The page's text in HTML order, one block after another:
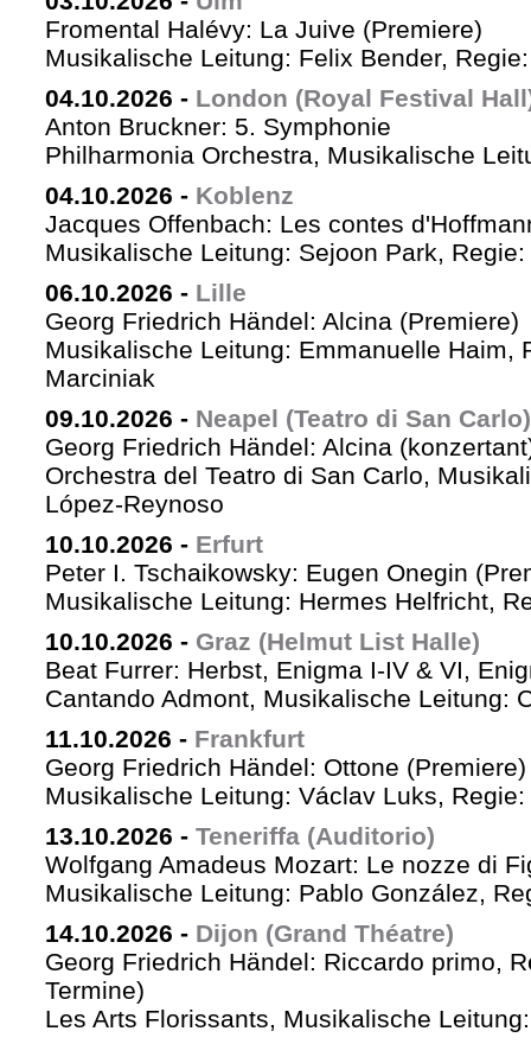
Fromental Halévy: La Juive (Premiere)
Musikalische Leitung: Felix Bender,
04.10.2026 - London (Royal Festival
Anton Bruckner: 5. Symphonie
Philharmonia Orchestra, Musikalische
04.10.2026 - Koblenz
Jacques Offenbach: Les contes
Musikalische Leitung: Sejoon Park,
06.10.2026 - Lille
Georg Friedrich Händel: Alcina (Premiere)
Musikalische Leitung: Emmanuelle Haim,
Marciniak
09.10.2026 - Neapel (Teatro di San Carlo)
Georg Friedrich Händel: Alcina
Orchestra del Teatro di San Carlo,
López-Reynoso
10.10.2026 - Erfurt
Peter I. Tschaikowsky: Eugen Onegin
Musikalische Leitung: Hermes Helfricht,
10.10.2026 - Graz (Helmut List Halle)
Beat Furrer: Herbst, Enigma I-IV & VI,
Cantando Admont, Musikalische Leitung:
11.10.2026 - Frankfurt
Georg Friedrich Händel: Ottone (Premiere)
Musikalische Leitung: Václav Luks,
13.10.2026 - Teneriffa (Auditorio)
Wolfgang Amadeus Mozart: Le nozze di
Musikalische Leitung: Pablo González,
14.10.2026 - Dijon (Grand Théatre)
Georg Friedrich Händel: Riccardo primo,
Termine)
Les Arts Florissants, Musikalische